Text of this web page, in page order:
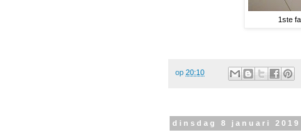
1ste
op 20:10
dinsdag 8 januari 2019